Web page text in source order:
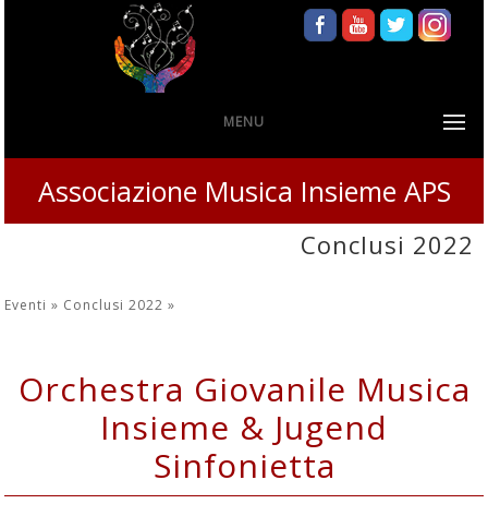
MENU
Associazione Musica Insieme APS
Conclusi 2022
Eventi » Conclusi 2022»
Orchestra Giovanile Musica
Insieme & Jugend
Sinfonietta